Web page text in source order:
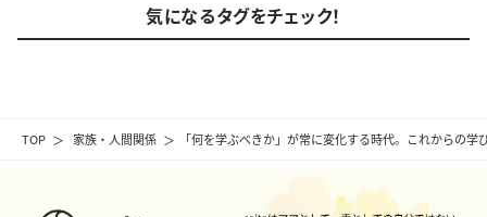
TOP 家族・人間関係 「何を学ぶべきか」が常に変化する時代。これからの学
気になるタグをチェック！